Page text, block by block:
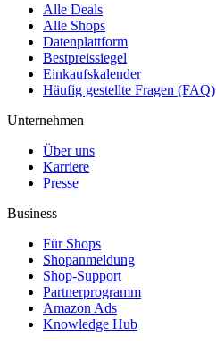
Alle Deals
Alle Shops
Datenplattform
Bestpreissiegel
Einkaufskalender
Häufig gestellte Fragen (FAQ)
Unternehmen
Über uns
Karriere
Presse
Business
Für Shops
Shopanmeldung
Shop-Support
Partnerprogramm
Amazon Ads
Knowledge Hub